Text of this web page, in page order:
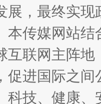
展，最终实
本传媒网站
互联网主阵
促进国际之
科技、健康